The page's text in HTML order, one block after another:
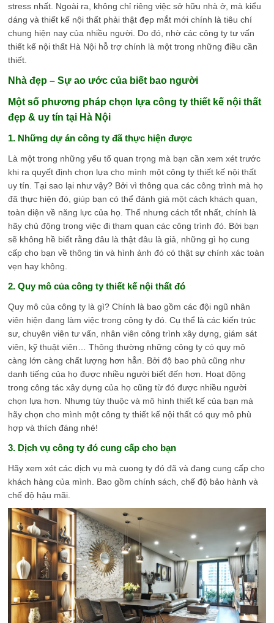
stress nhất. Ngoài ra, không chỉ riêng việc sở hữu nhà ở, mà kiểu
dáng và thiết kế nội thất phải thật đẹp mắt mới chính là tiêu chí
chung hiện nay của nhiều người. Do đó, nhờ các công ty tư vấn
thiết kế nội thất Hà Nội hỗ trợ chính là một trong những điều cần
thiết.
Nhà đẹp – Sự ao ước của biết bao người
Một số phương pháp chọn lựa công ty thiết kế nội thất
đẹp & uy tín tại Hà Nội
1. Những dự án công ty đã thực hiện được
Là một trong những yếu tố quan trọng mà bạn cần xem xét trước
khi ra quyết định chọn lựa cho mình một công ty thiết kế nội thất
uy tín. Tại sao lại như vậy? Bởi vì thông qua các công trình mà họ
đã thực hiện đó, giúp bạn có thể đánh giá một cách khách quan,
toàn diện về năng lực của họ. Thế nhưng cách tốt nhất, chính là
hãy chủ động trong việc đi tham quan các công trình đó. Bởi bạn
sẽ không hề biết rằng đâu là thật đâu là giả, những gì họ cung
cấp cho bạn về thông tin và hình ảnh đó có thật sự chính xác toàn
vẹn hay không.
2. Quy mô của công ty thiết kế nội thất đó
Quy mô của công ty là gì? Chính là bao gồm các đội ngũ nhân
viên hiện đang làm việc trong công ty đó. Cụ thể là các kiến trúc
sư, chuyên viên tư vấn, nhân viên công trình xây dựng, giám sát
viên, kỹ thuật viên… Thông thường những công ty có quy mô
càng lớn càng chất lượng hơn hẳn. Bởi độ bao phủ cũng như
danh tiếng của họ được nhiều người biết đến hơn. Hoạt động
trong công tác xây dựng của họ cũng từ đó được nhiều người
chọn lựa hơn. Nhưng tùy thuộc và mô hình thiết kế của bạn mà
hãy chọn cho mình một công ty thiết kế nội thất có quy mô phù
hợp và thích đáng nhé!
3. Dịch vụ công ty đó cung cấp cho bạn
Hãy xem xét các dịch vụ mà cuong ty đó đã và đang cung cấp cho
khách hàng của mình. Bao gồm chính sách, chế độ bảo hành và
chế độ hậu mãi.